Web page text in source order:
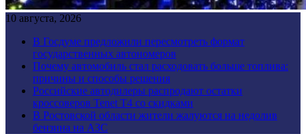
10 августа, 2026
В Госдуме предложили пересмотреть формат
государственных автономеров
Почему автомобиль стал расходовать больше топлива:
причины и способы решения
Российские автодилеры распродают остатки
кроссоверов Tenet T4 со скидками
В Ростовской области жители жалуются на недолив
бензина на АЗС